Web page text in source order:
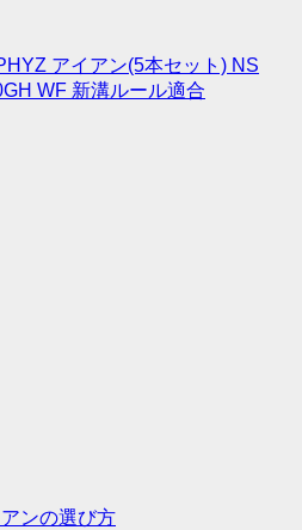
アイアン(5本セット) NS
WF 新溝ルール適合
ンの選び方